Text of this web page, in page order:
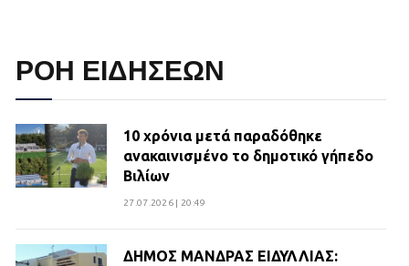
ΡΟΗ ΕΙΔΗΣΕΩΝ
10 χρόνια μετά παραδόθηκε
ανακαινισμένο το δημοτικό γήπεδο
Βιλίων
27.07.2026 | 20:49
ΔΗΜΟΣ ΜΑΝΔΡΑΣ ΕΙΔΥΛΛΙΑΣ: